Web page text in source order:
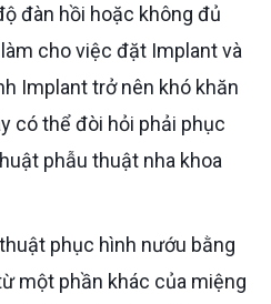
cho việc đặt Implant và
Implant trở nên khó khăn
có thể đòi hỏi phải phục
phẫu thuật nha khoa
một phần khác của miệng